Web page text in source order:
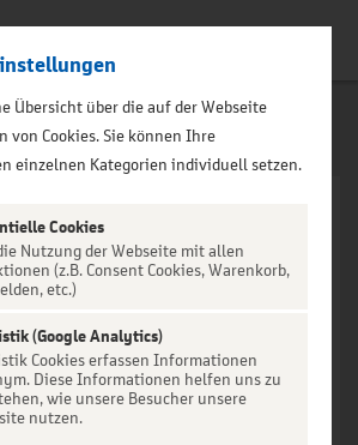
NICHT
GEFUNDEN
Übersicht über die auf der Webseite
von Cookies. Sie können Ihre
einzelnen Kategorien individuell setzen.
Cookies
Nutzung der Webseite mit allen
(z.B. Consent Cookies, Warenkorb,
etc.)
(Google Analytics)
Cookies erfassen Informationen
Diese Informationen helfen uns zu
wie unsere Besucher unsere
nutzen.